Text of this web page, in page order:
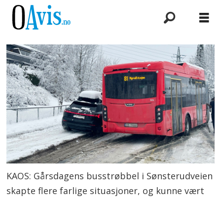
KAOS: Gårsdagens busstrøbbel i Sønsterudveien
skapte flere farlige situasjoner, og kunne vært